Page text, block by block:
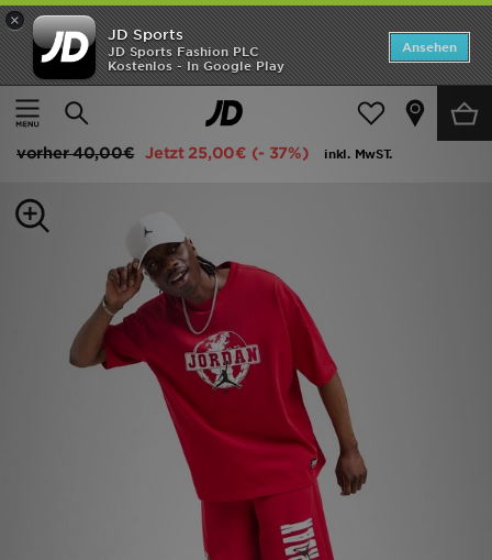
×
JD Sports
JD Sports Fashion PLC
Kostenlos - In Google Play
Ansehen
Home
Herren Herrenbekleidung T-Shirts und Tanktops
Jordan Globe T-Shirt
vorher40,00€ Jetzt 25,00€ (- 37%) inkl. MwST.
ANGEBOTE
Neuheiten
Kinder
Marken